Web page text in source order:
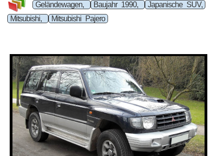
Geländewagen, Baujahr 1990,
Japanische SUV,
Mitsubishi,
Mitsubishi Pajero